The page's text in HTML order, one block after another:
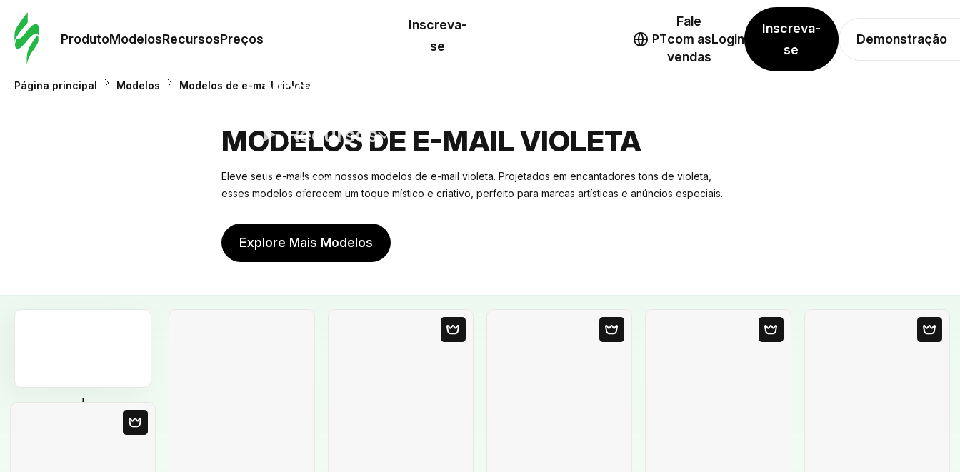
ProdutoModelosRecursosPreços
Modelos
Recursos
Preços
Inscreva-
se
PT
Fale
com as
vendas
Login
Inscreva-
se
Demonstração
Página principal Modelos Modelos de e-mail violeta
MODELOS DE E-MAIL VIOLETA
Eleve seus e-mails com nossos modelos de e-mail violeta. Projetados em encantadores tons de violeta,
esses modelos oferecem um toque místico e criativo, perfeito para marcas artísticas e anúncios especiais.
Explore Mais Modelos